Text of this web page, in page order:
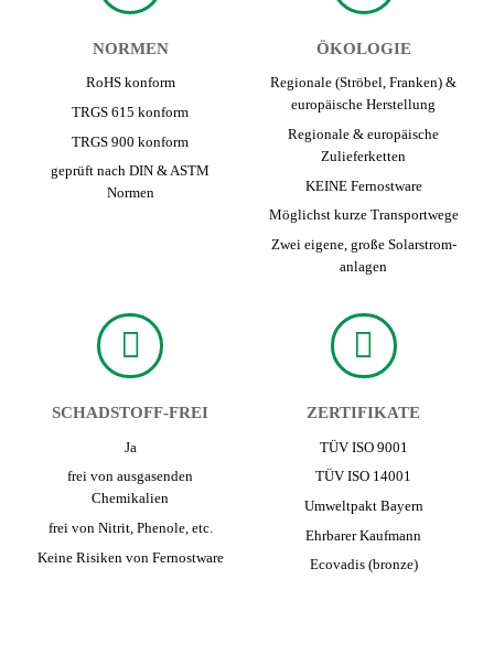
NORMEN
RoHS konform
TRGS 615 konform
TRGS 900 konform
geprüft nach DIN & ASTM
Normen
ÖKOLOGIE
Regionale (Ströbel, Franken) &
europäische Herstellung
Regionale & europäische
Zuliefer­ketten
KEINE Fernost­ware
Möglichst kurze Transport­wege
Zwei eigene, große Solarstrom­
anlagen
SCHADSTOFF-FREI
Ja
frei von ausgasenden
Chemikalien
frei von Nitrit, Phenole, etc.
Keine Risiken von Fernost­ware
ZERTIFIKATE
TÜV ISO 9001
TÜV ISO 14001
Umwelt­pakt Bayern
Ehrbarer Kaufmann
Ecovadis (bronze)